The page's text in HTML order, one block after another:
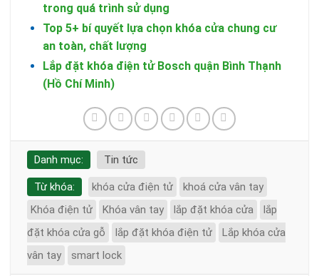
trong quá trình sử dụng
Top 5+ bí quyết lựa chọn khóa cửa chung cư
an toàn, chất lượng
Lắp đặt khóa điện tử Bosch quận Bình Thạnh
(Hồ Chí Minh)
Danh mục: Tin tức
Từ khóa: khóa cửa điện tử
khoá cửa vân tay
Khóa điện tử
Khóa vân tay lắp đặt khóa cửa
lắp
đặt khóa cửa gỗ
lắp đặt khóa điện tử
Lắp khóa cửa
vân tay
smart lock